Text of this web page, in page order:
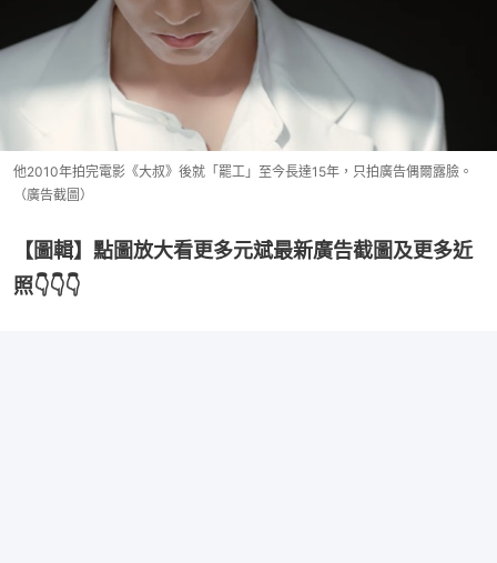
他2010年拍完電影《大叔》後就「罷工」至今長達15年，只拍廣告偶爾露臉。
（廣告截圖）
【圖輯】點圖放大看更多元斌最新廣告截圖及更多近
照👇👇👇